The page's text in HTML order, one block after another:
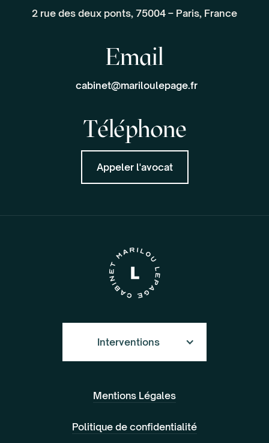
2 rue des deux ponts, 75004 – Paris, France
Email
cabinet@mariloulepage.fr
Téléphone
Appeler l'avocat
Interventions
Mentions Légales
Politique de confidentialité